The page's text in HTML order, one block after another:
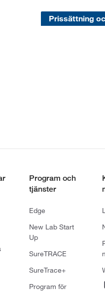
Prissättning
Program och
tjänster
Edge
New Lab Start
Up
SureTRACE
SureTrace+
Program för